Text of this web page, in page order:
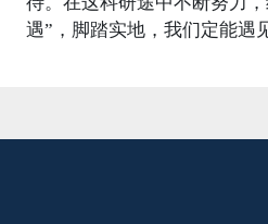
遇”，脚踏实地，我们定能遇